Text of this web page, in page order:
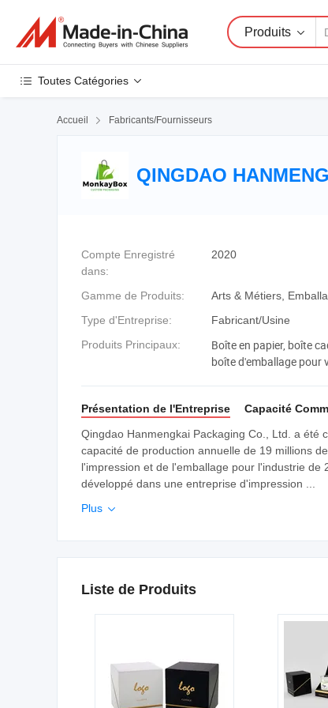
Produits
Toutes Catégories
Accueil  Fabricants/Fournisseurs
QINGDAO
Compte Enregistré
dans:
2020
Gamme de Produits:
Arts & Métiers,
Type d'Entreprise:
Fabricant/Usine
Produits Principaux:
Boîte en papier, boîte
boîte d'emballage pour
Présentation de l'Entreprise Capacité
Qingdao Hanmengkai Packaging Co., Ltd. a été
capacité de production annuelle de 19 millions
l'impression et de l'emballage pour l'industrie
développé dans une entreprise d'impression ...
Plus 
Liste de Produits